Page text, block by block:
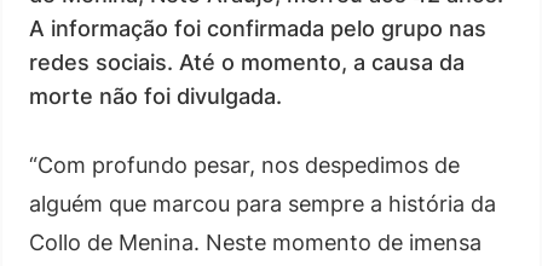
A informação foi confirmada pelo grupo nas
redes sociais. Até o momento, a causa da
morte não foi divulgada.
“Com profundo pesar, nos despedimos de
alguém que marcou para sempre a história da
Collo de Menina. Neste momento de imensa